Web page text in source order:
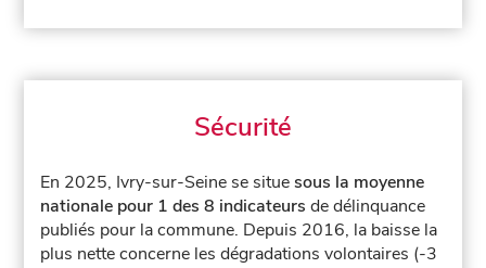
Sécurité
En 2025, Ivry-sur-Seine se situesous la moyenne
nationale pour 1 des 8 indicateurs de délinquance
publiés pour la commune. Depuis 2016, la baisse la
plus nette concerne les dégradations volontaires (-3